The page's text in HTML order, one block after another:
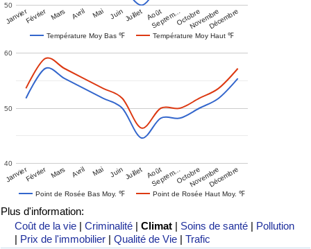
Température Moy Bas ℉ Température Moy Haut ℉
JanvierFévrier Mars Avril Mai Juin Juillet Août
Septem…OctobreNovembreDécembre
50
Point de Rosée Bas Moy. ℉ Point de Rosée Haut Moy. ℉
JanvierFévrier Mars Avril Mai Juin Juillet Août
Septem…OctobreNovembreDécembre
40
50
60
Plus d'information:
Coût de la vie |Criminalité |Climat | Soins de santé | Pollution
| Prix de l'immobilier |Qualité de Vie |Trafic